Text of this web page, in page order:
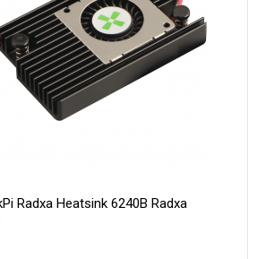
Radxa Heatsink 6240B Radxa